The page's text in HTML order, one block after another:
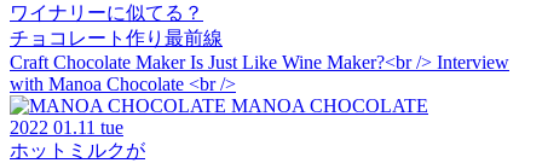
ワイナリーに似てる？
チョコレート作り最前線
Craft Chocolate Maker Is Just Like Wine Maker?<br /> Interview
with Manoa Chocolate <br />
MANOA CHOCOLATE
2022 01.11 tue
ホットミルクが